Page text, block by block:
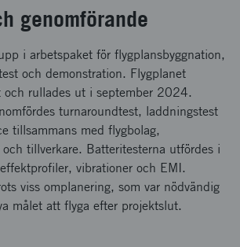
genomförande
i arbetspaket för flygplansbyggnation,
och demonstration. Flygplanet
och rullades ut i september 2024.
turnaroundtest, laddningstest
tillsammans med flygbolag,
tillverkare. Batteritesterna utfördes i
vibrationer och EMI.
viss omplanering, som var nödvändig
målet att flyga efter projektslut.